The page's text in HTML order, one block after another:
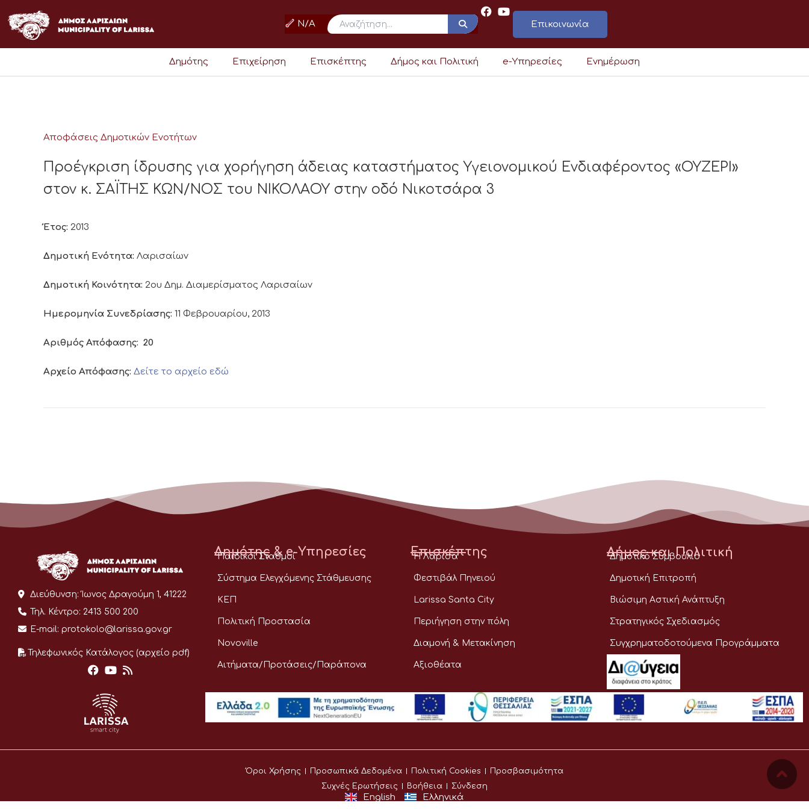
στο
περιεχόμενο
N/A Επικοινωνία
Δημότης Επιχείρηση Επισκέπτης Δήμος και Πολιτική e-Υπηρεσίες Ενημέρωση
Αποφάσεις Δημοτικών Ενοτήτων
Προέγκριση ίδρυσης για χορήγηση άδειας καταστήματος Υγειονομικού Ενδιαφέροντος «ΟΥΖΕΡΙ»
στον κ. ΣΑΪΤΗΣ ΚΩΝ/ΝΟΣ του ΝΙΚΟΛΑΟΥ στην οδό Νικοτσάρα 3
Έτος: 2013
Δημοτική Ενότητα: Λαρισαίων
Δημοτική Κοινότητα: 2ου Δημ. Διαμερίσματος Λαρισαίων
Ημερομηνία Συνεδρίασης: 11 Φεβρουαρίου, 2013
Αριθμός Απόφασης: 20
Αρχείο Απόφασης: Δείτε το αρχείο εδώ
Διεύθυνση: Ίωνος Δραγούμη 1, 41222
Τηλ. Κέντρο: 2413 500 200
E-mail: protokolo@larissa.gov.gr
Τηλεφωνικός Κατάλογος (αρχείο pdf)
Δημότης & e-Υπηρεσίες
Παιδικοί Σταθμοί
Σύστημα Ελεγχόμενης Στάθμευσης
ΚΕΠ
Πολιτική Προστασία
Novoville
Αιτήματα/Προτάσεις/Παράπονα
Επισκέπτης
Η Λάρισα
Φεστιβάλ Πηνειού
Larissa Santa City
Περιήγηση στην πόλη
Διαμονή & Μετακίνηση
Αξιοθέατα
Δήμος και Πολιτική
Δημοτικό Συμβούλιο
Δημοτική Επιτροπή
Βιώσιμη Αστική Ανάπτυξη
Στρατηγικός Σχεδιασμός
Συγχρηματοδοτούμενα Προγράμματα
Όροι Χρήσης Προσωπικά Δεδομένα Πολιτική Cookies
Προσβασιμότητα
Συχνές Ερωτήσεις
Βοήθεια Σύνδεση
English Ελληνικά